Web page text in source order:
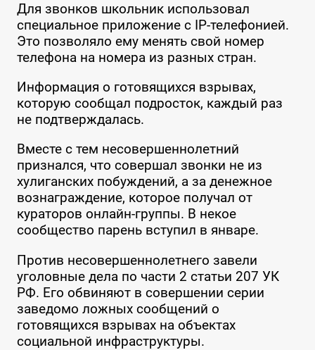
Для звонков школьник использовал
специальное приложение с IP-телефонией.
Это позволяло ему менять свой номер
телефона на номера из разных стран.
Информация о готовящихся взрывах,
которую сообщал подросток, каждый раз
не подтверждалась.
Вместе с тем несовершеннолетний
признался, что совершал звонки не из
хулиганских побуждений, а за денежное
вознаграждение, которое получал от
кураторов онлайн-группы. В некое
сообщество парень вступил в январе.
Против несовершеннолетнего завели
уголовные дела по части 2 статьи 207 УК
РФ. Его обвиняют в совершении серии
заведомо ложных сообщений о
готовящихся взрывах на объектах
социальной инфраструктуры.